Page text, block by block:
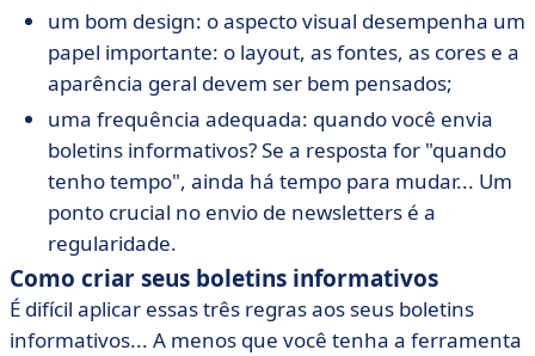
um bom design: o aspecto visual desempenha um
papel importante: o layout, as fontes, as cores e a
aparência geral devem ser bem pensados;
uma frequência adequada: quando você envia
boletins informativos? Se a resposta for "quando
tenho tempo", ainda há tempo para mudar... Um
ponto crucial no envio de newsletters é a
regularidade.
Como criar seus boletins informativos
É difícil aplicar essas três regras aos seus boletins
informativos... A menos que você tenha a ferramenta